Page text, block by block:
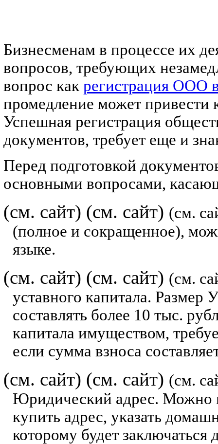
Бизнесменам в процессе их
вопросов, требующих
вопрос как регистрация ООО
промедление может привести
Успешная регистрация
документов, требует еще и
Перед подготовкой
основными вопросами,
(см. сайт) (см. сайт) (см.
(полное и сокращенное),
языке.
(см. сайт) (см. сайт) (см.
уставного капитала. Размер
составлять более 10 тыс.
капитала имуществом,
если сумма взноса
(см. сайт) (см. сайт) (см.
Юридический адрес. Можно
купить адрес, указать
которому будет заключаться